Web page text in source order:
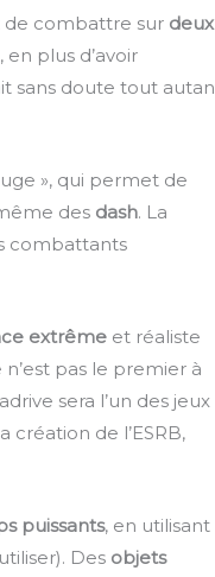
combattre sur deux
plus d’avoir
sans doute tout
», qui permet de
des dash. La
combattants
extrême et réaliste
pas le premier à
sera l’un des jeux
création de l’ESRB,
puissants, en utilisant
Des objets